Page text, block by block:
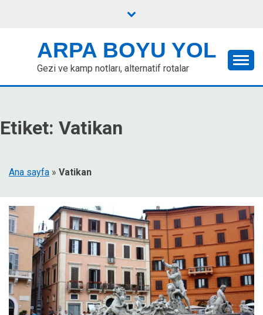
ARPA BOYU YOL
Gezi ve kamp notları, alternatif rotalar
Etiket: Vatikan
Ana sayfa » Vatikan